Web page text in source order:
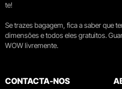
te!
Se trazes bagagem, fica a saber que
dimensões e todos eles gratuitos.
WOW livremente.
CONTACTA-NOS